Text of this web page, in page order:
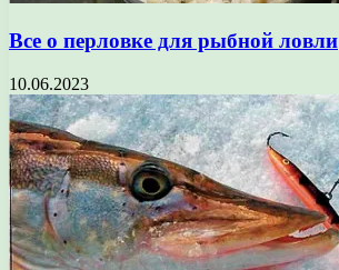
Все о перловке для рыбной ловли
10.06.2023